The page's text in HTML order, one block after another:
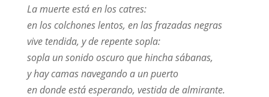
La muerte está en los catres:
en los colchones lentos, en las frazadas negras
vive tendida, y de repente sopla:
sopla un sonido oscuro que hincha sábanas,
y hay camas navegando a un puerto
en donde está esperando, vestida de almirante.